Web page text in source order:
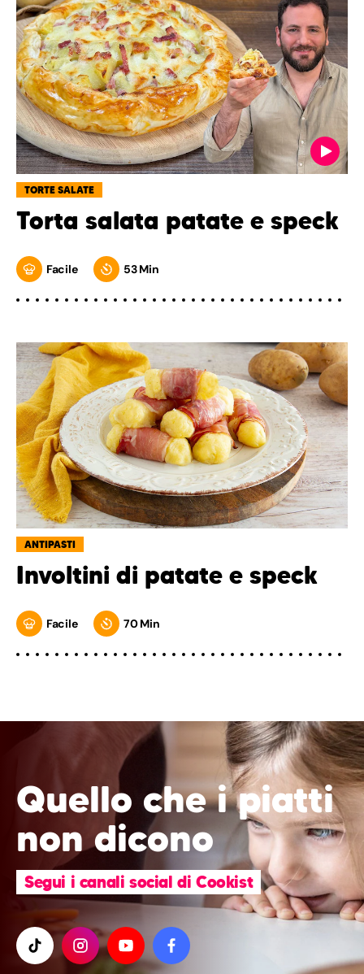
TORTE SALATE
Torta salata patate e speck
Facile 53 Min
ANTIPASTI
Involtini di patate e speck
Facile 70 Min
Quello che i piatti
non dicono
Segui i canali social di Cookist